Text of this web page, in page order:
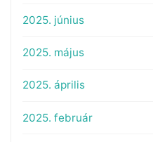
2025. június
2025. május
2025. április
2025. február